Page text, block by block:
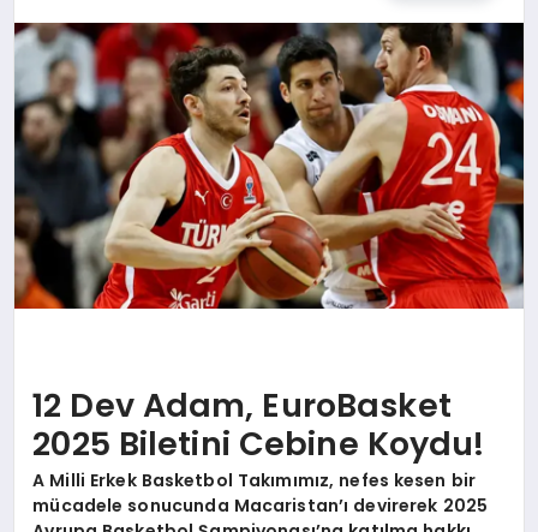
12 Dev Adam, EuroBasket
2025 Biletini Cebine Koydu!
A Milli Erkek Basketbol Takımımız, nefes kesen bir
mücadele sonucunda Macaristan’ı devirerek 2025